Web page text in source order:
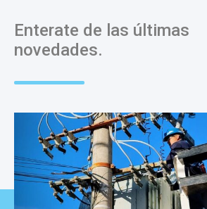
Enterate de las últimas
novedades.